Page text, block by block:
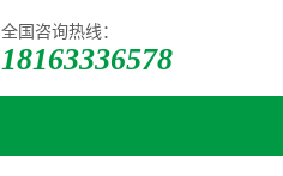
全国咨询热线：
18163336578